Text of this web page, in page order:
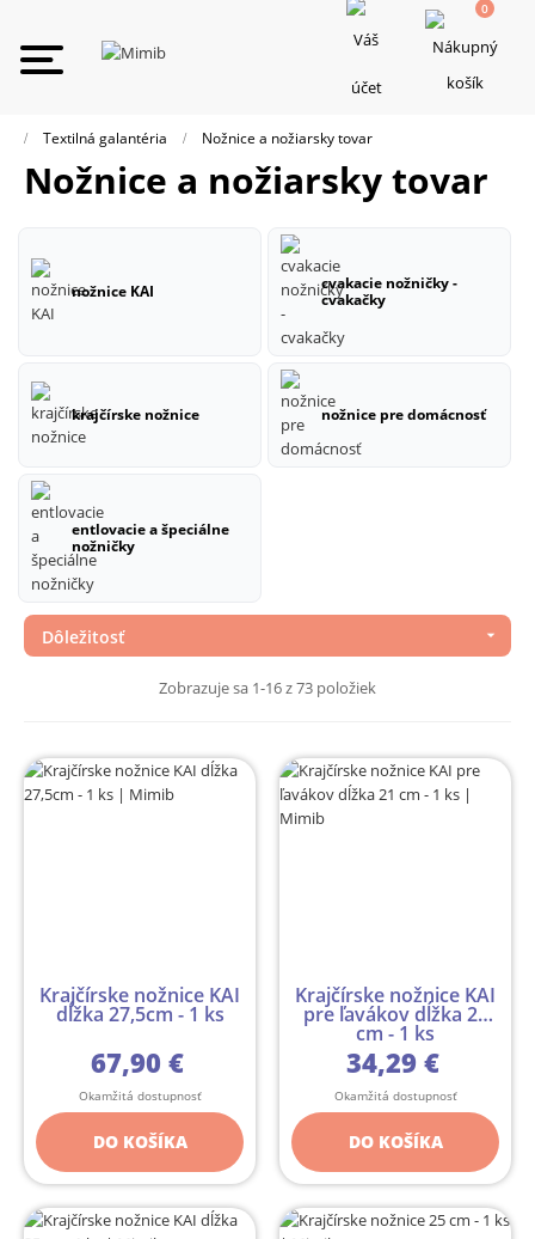
Toggle
navigation
0
Textilná galantéria Nožnice a nožiarsky tovar
Nožnice a nožiarsky tovar
nožnice KAI
cvakacie nožničky -
cvakačky
krajčírske nožnice nožnice pre domácnosť
entlovacie a špeciálne
nožničky
Dôležitosť 
Zobrazuje sa 1-16 z 73 položiek
Krajčírske nožnice KAI
dĺžka 27,5cm - 1 ks
67,90 €
Okamžitá dostupnosť
DO KOŠÍKA
Krajčírske nožnice KAI
pre ľavákov dĺžka 21
cm - 1 ks
34,29 €
Okamžitá dostupnosť
DO KOŠÍKA